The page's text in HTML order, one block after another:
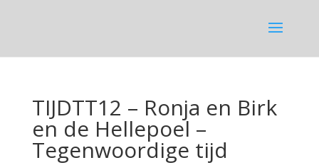
TIJDTT12 – Ronja en Birk
en de Hellepoel –
Tegenwoordige tijd